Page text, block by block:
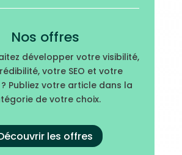
Nos offres
développer votre visibilité,
votre SEO et votre
Publiez votre article dans la
de votre choix.
les offres